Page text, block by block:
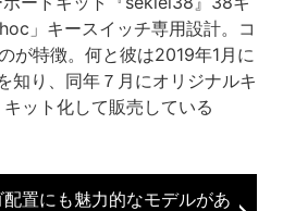
」キースイッチ専用設計。コ
が特徴。何と彼は2019年1月に
知り、同年７月にオリジナルキ
ット化して販売している
置にも魅力的なモデルがあ